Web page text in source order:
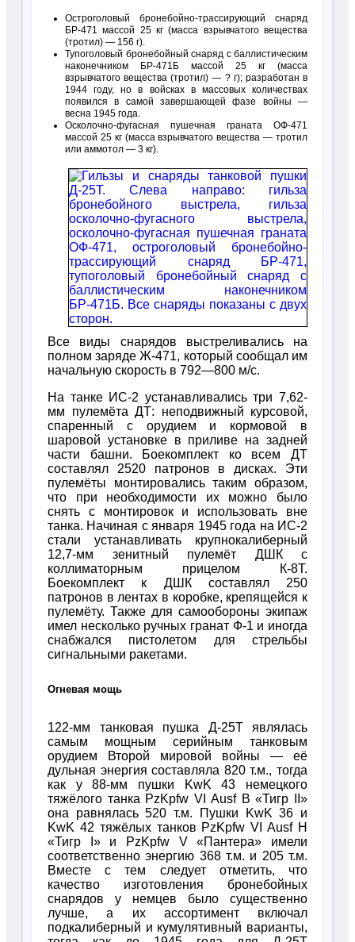
Остроголовый бронебойно-трассирующий снаряд
БР-471 массой 25 кг (масса взрывчатого вещества
(тротил) — 156 г).
Тупоголовый бронебойный снаряд с баллистическим
наконечником БР-471Б массой 25 кг (масса
взрывчатого вещества (тротил) — ? г); разработан в
1944 году, но в войсках в массовых количествах
появился в самой завершающей фазе войны —
весна 1945 года.
Осколочно-фугасная пушечная граната ОФ-471
массой 25 кг (масса взрывчатого вещества — тротил
или аммотол — 3 кг).
Все виды снарядов выстреливались на
полном заряде Ж-471, который сообщал им
начальную скорость в 792—800 м/с.
На танке ИС-2 устанавливались три 7,62-
мм пулемёта ДТ: неподвижный курсовой,
спаренный с орудием и кормовой в
шаровой установке в приливе на задней
части башни. Боекомплект ко всем ДТ
составлял 2520 патронов в дисках. Эти
пулемёты монтировались таким образом,
что при необходимости их можно было
снять с монтировок и использовать вне
танка. Начиная с января 1945 года на ИС-2
стали устанавливать крупнокалиберный
12,7-мм зенитный пулемёт ДШК с
коллиматорным прицелом К-8Т.
Боекомплект к ДШК составлял 250
патронов в лентах в коробке, крепящейся к
пулемёту. Также для самообороны экипаж
имел несколько ручных гранат Ф-1 и иногда
снабжался пистолетом для стрельбы
сигнальными ракетами.
Огневая мощь
122-мм танковая пушка Д-25Т являлась
самым мощным серийным танковым
орудием Второй мировой войны — её
дульная энергия составляла 820 т.м., тогда
как у 88-мм пушки KwK 43 немецкого
тяжёлого танка PzKpfw VI Ausf B «Тигр II»
она равнялась 520 т.м. Пушки KwK 36 и
KwK 42 тяжёлых танков PzKpfw VI Ausf H
«Тигр I» и PzKpfw V «Пантера» имели
соответственно энергию 368 т.м. и 205 т.м.
Вместе с тем следует отметить, что
качество изготовления бронебойных
снарядов у немцев было существенно
лучше, а их ассортимент включал
подкалиберный и кумулятивный варианты,